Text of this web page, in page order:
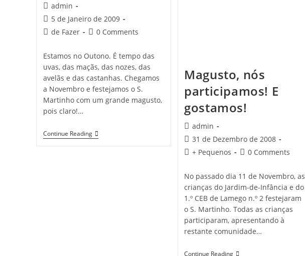
Post
author:
admin
Post
published:
5 de Janeiro de 2009
Postde Fazer
Post0 Comments
Estamos no Outono. É tempo das
uvas, das maçãs, das nozes, das
avelãs e das castanhas. Chegamos
a Novembro e festejamos o S.
Martinho com um grande magusto,
pois claro!…
Continue ReadingUma
Receita
Magusto, nós
participamos! E
gostamos!
Post
author:
admin
Post
published:
31 de Dezembro de 2008
Post+ Pequenos
Post0 Comments
No passado dia 11 de Novembro, as
crianças do Jardim-de-Infância e do
1.º CEB de Lamego n.º 2 festejaram
o S. Martinho. Todas as crianças
participaram, apresentando à
restante comunidade…
Continue ReadingMagusto,